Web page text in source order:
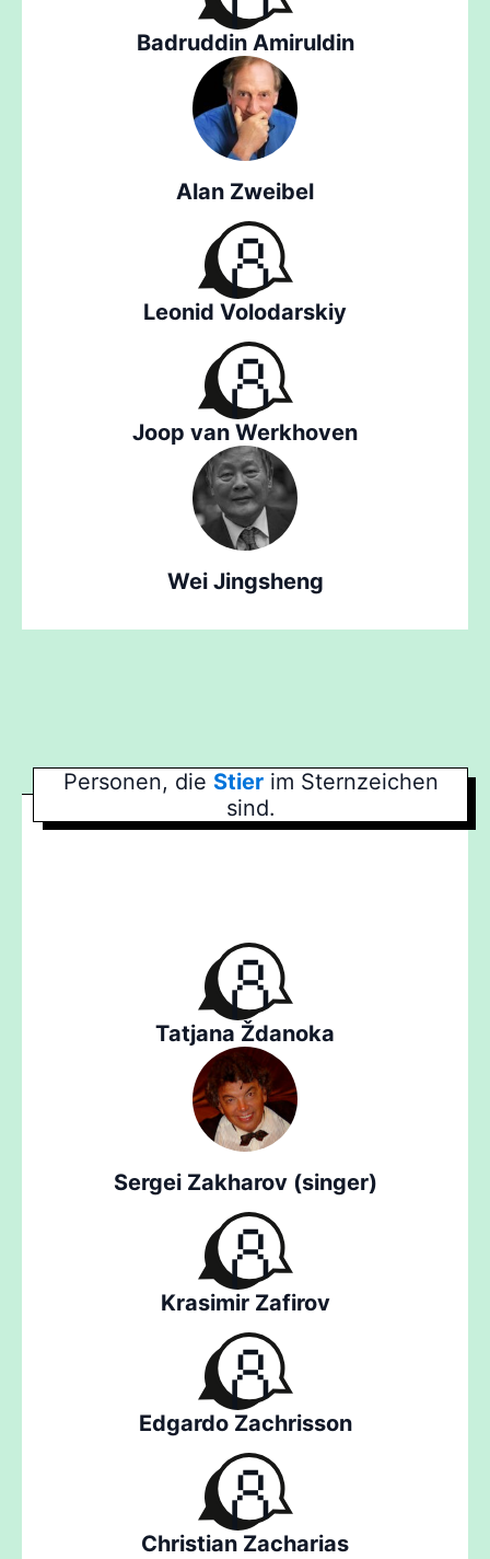
Badruddin Amiruldin
Alan Zweibel
Leonid Volodarskiy
Joop van Werkhoven
Wei Jingsheng
Personen, die Stier im Sternzeichen
sind.
Tatjana Ždanoka
Sergei Zakharov (singer)
Krasimir Zafirov
Edgardo Zachrisson
Christian Zacharias